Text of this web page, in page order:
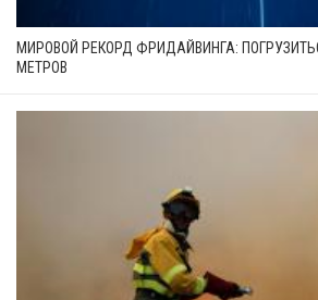
МИРОВОЙ РЕКОРД ФРИДАЙВИНГА:
МЕТРОВ